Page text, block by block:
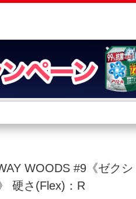
店舗サービス
ネット取り置き
店舗情報・店舗一覧
WOODS #9《ゼクシ
硬さ(Flex)：R